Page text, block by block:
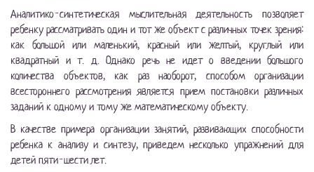
Аналитико-синтетическая мыслительная деятельность позволяет
ребенку рассматривать один и тот же объект с различных точек зрения:
как большой или маленький, красный или желтый, круглый или
квадратный и т. д. Однако речь не идет о введении большого
количества объектов, как раз наоборот, способом организации
всестороннего рассмотрения является прием постановки различных
заданий к одному и тому же математическому объекту.
В качестве примера организации занятий, развивающих способности
ребенка к анализу и синтезу, приведем несколько упражнений для
детей пяти-шести лет.